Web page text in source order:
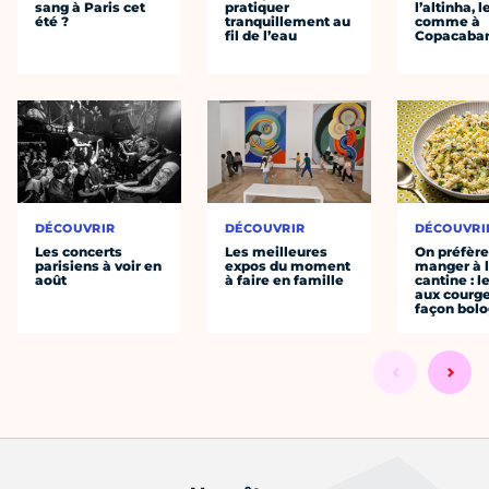
sang à Paris cet
été ?
DÉCOUVRIR
Les concerts
parisiens à voir en
août
pratiquer
tranquillement au
fil de l’eau
DÉCOUVRIR
Les meilleures
expos du moment
à faire en famille
l’altinha,
comme à
On préfère
manger à
cantine :
aux
façon